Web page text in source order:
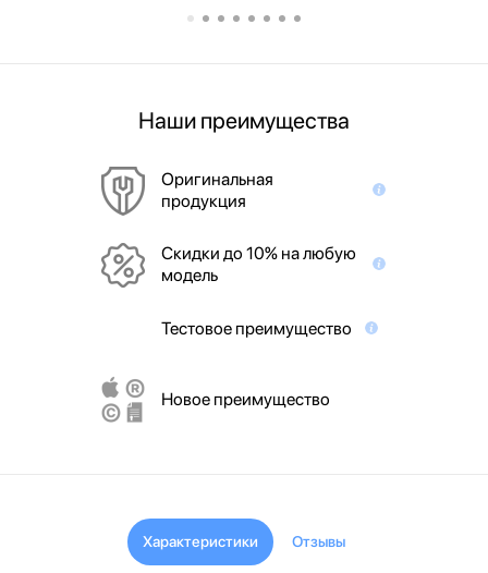
Наши преимущества
Оригинальная
продукция
Скидки до 10% на любую
модель
Тестовое преимущество
Новое преимущество
Характеристики Отзывы